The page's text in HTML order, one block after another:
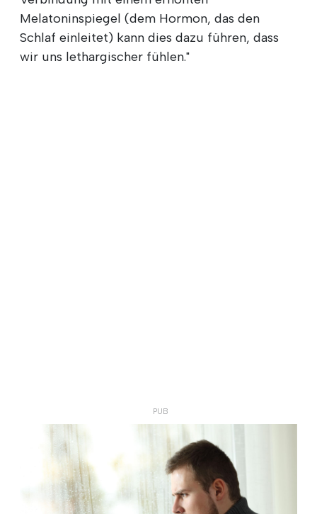
Melatoninspiegel (dem Hormon, das den
Schlaf einleitet) kann dies dazu führen, dass
wir uns lethargischer fühlen."